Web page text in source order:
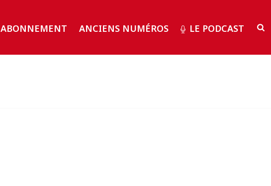
ABONNEMENT ANCIENS NUMÉROS LE PODCAST